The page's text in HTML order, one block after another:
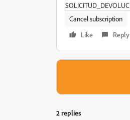
Cancel subscription
Like
Reply
2 replies